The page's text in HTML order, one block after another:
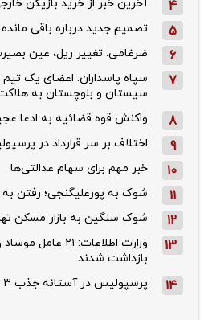
4 آخرین خبر از خرید بازیکن
5 تصمیم جدید درباره باقی مانده
6 ضرغامی: تغییر ریل، عین
7
سپاه پاسداران: اعضای یک
سیستان و بلوچستان به
8 واکنش قوه قضائیه به ادعا
9 اختلاف بر سر قرارداد در
10 خبر مهم برای سهام عدالتی‌ها
11 شوک به پورعلیگنجی؛ رفتن به
12 شوک سنگین به بازار مسکن
13
بازداشت شدند
14 پرسپولیس در آستانه جذب ۳ بازیکن جدید